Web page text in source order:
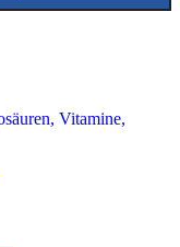
Vitamine,